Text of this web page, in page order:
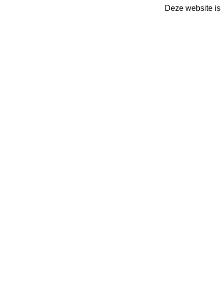
Deze website